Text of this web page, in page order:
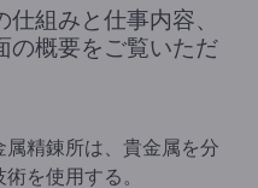
組みと仕事内容、
の概要をご覧いただ
精錬所は、貴金属を分
を使用する。